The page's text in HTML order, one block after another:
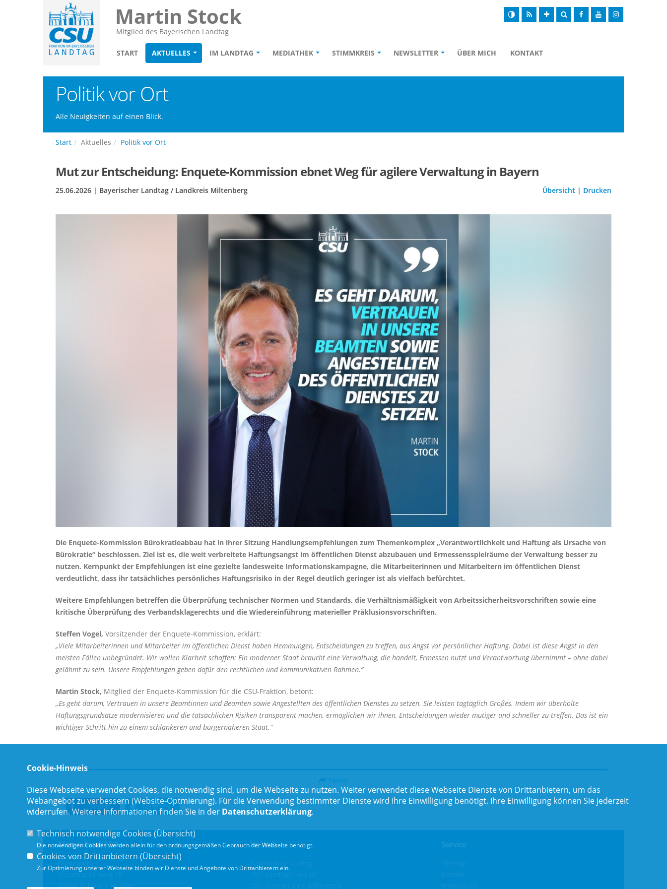
Martin Stock
Mitglied des Bayerischen Landtag
START AKTUELLES IM LANDTAG MEDIATHEK STIMMKREIS NEWSLETTER ÜBER MICH KONTAKT
Politik vor Ort
Alle Neuigkeiten auf einen Blick.
Start Aktuelles Politik vor Ort
Mut zur Entscheidung: Enquete-Kommission ebnet Weg für agilere Verwaltung in Bayern
25.06.2026 | Bayerischer Landtag / Landkreis Miltenberg Übersicht | Drucken
Die Enquete-Kommission Bürokratieabbau hat in ihrer Sitzung Handlungsempfehlungen zum Themenkomplex „Verantwortlichkeit und Haftung als Ursache von
Bürokratie“ beschlossen. Ziel ist es, die weit verbreitete Haftungsangst im öffentlichen Dienst abzubauen und Ermessensspielräume der Verwaltung besser zu
nutzen. Kernpunkt der Empfehlungen ist eine gezielte landesweite Informationskampagne, die Mitarbeiterinnen und Mitarbeitern im öffentlichen Dienst
verdeutlicht, dass ihr tatsächliches persönliches Haftungsrisiko in der Regel deutlich geringer ist als vielfach befürchtet.
Weitere Empfehlungen betreffen die Überprüfung technischer Normen und Standards, die Verhältnismäßigkeit von Arbeitssicherheitsvorschriften sowie eine
kritische Überprüfung des Verbandsklagerechts und die Wiedereinführung materieller Präklusionsvorschriften.
Steffen Vogel, Vorsitzender der Enquete-Kommission, erklärt:
Viele Mitarbeiterinnen und Mitarbeiter im öffentlichen Dienst haben Hemmungen, Entscheidungen zu treffen, aus Angst vor persönlicher Haftung. Dabei ist diese Angst in den
meisten Fällen unbegründet. Wir wollen Klarheit schaffen: Ein moderner Staat braucht eine Verwaltung, die handelt, Ermessen nutzt und Verantwortung übernimmt – ohne dabei
gelähmt zu sein. Unsere Empfehlungen geben dafür den rechtlichen und kommunikativen Rahmen.“
Martin Stock, Mitglied der Enquete-Kommission für die CSU-Fraktion, betont:
Es geht darum, Vertrauen in unsere Beamtinnen und Beamten sowie Angestellten des öffentlichen Dienstes zu setzen. Sie leisten tagtäglich Großes. Indem wir überholte
Haftungsgrundsätze modernisieren und die tatsächlichen Risiken transparent machen, ermöglichen wir ihnen, Entscheidungen wieder mutiger und schneller zu treffen. Das ist ein
wichtiger Schritt hin zu einem schlankeren und bürgernäheren Staat.“
Teilen
Teilen Twittern
Martin Stock MdL
Bürgerbüro
Schafbrückenweg 10
63834 Sulzbach am Main
Im Web
Bayerischer Landtag
CSU Kreisverband Miltenberg
Service
Impressum
Cookie-Hinweis
Diese Webseite verwendet Cookies, die notwendig sind, um die Webseite zu nutzen. Weiter verwendet diese Webseite Dienste von Drittanbietern, um das
Webangebot zu verbessern (Website-Optmierung). Für die Verwendung bestimmter Dienste wird Ihre Einwilligung benötigt. Ihre Einwilligung können Sie jederzeit
widerrufen. Weitere Informationen finden Sie in der Datenschutzerklärung.
Technisch notwendige Cookies (Übersicht)
Die notwendigen Cookies werden allein für den ordnungsgemäßen Gebrauch der Webseite benötigt.
Cookies von Drittanbietern (Übersicht)
Zur Optimierung unserer Webseite binden wir Dienste und Angebote von Drittanbietern ein.